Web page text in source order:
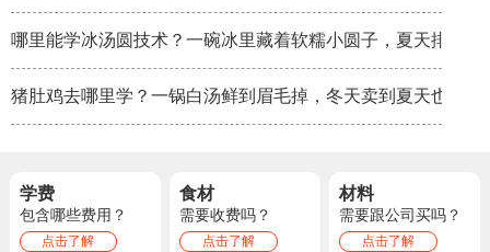
哪里能学冰汤圆技术？一碗冰里藏着软糯小圆子，夏天排队排
猪肚鸡去哪里学？一锅白汤鲜到眉毛掉，冬天卖到夏天也不淡
学费
包含哪些费用？
点击了解
食材
需要收费吗？
点击了解
材料
需要跟公司买吗？
点击了解